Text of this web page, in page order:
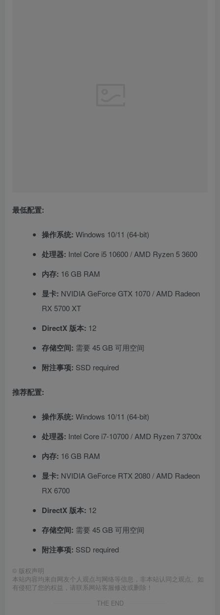
最低配置:
操作系统: Windows 10/11 (64-bit)
处理器: Intel Core i5 10600 / AMD Ryzen 5 3600
内存: 16 GB RAM
显卡: NVIDIA GeForce GTX 1070 / AMD Radeon
RX 5700 XT
DirectX 版本: 12
存储空间: 需要 45 GB 可用空间
附注事项: SSD required
推荐配置:
操作系统: Windows 10/11 (64-bit)
处理器: Intel Core i7-10700 / AMD Ryzen 7 3700x
内存: 16 GB RAM
显卡: NVIDIA GeForce RTX 2080 / AMD Radeon
RX 6700
DirectX 版本: 12
存储空间: 需要 45 GB 可用空间
附注事项: SSD required
© 版权声明
本站内容均来自网友个人观点与网络等信息，非本站认同之观点。如
有侵犯了您的权益，请联系网站客服修改或删除！
THE END